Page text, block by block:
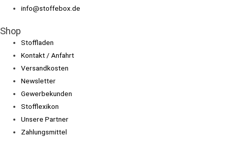
info@stoffebox.de
Shop
Stoffladen
Kontakt / Anfahrt
Versandkosten
Newsletter
Gewerbekunden
Stofflexikon
Unsere Partner
Zahlungsmittel